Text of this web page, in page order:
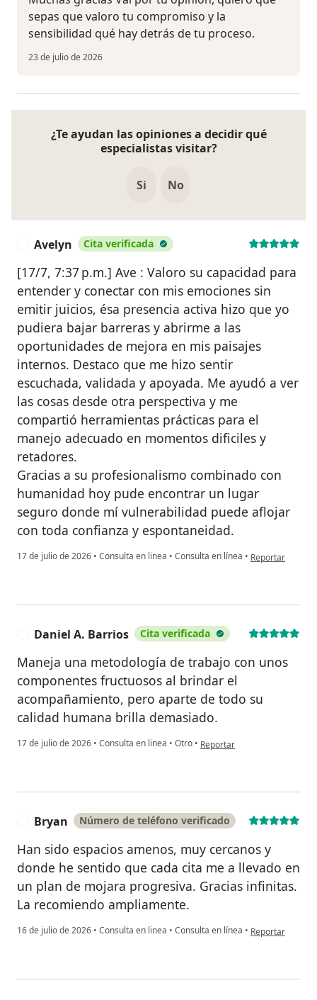
sepas que valoro tu compromiso y la
sensibilidad qué hay detrás de tu proceso.
23 de julio de 2026
¿Te ayudan las opiniones a decidir qué
especialistas visitar?
Si No
Avelyn Cita verificada
[17/7, 7:37 p.m.] Ave : Valoro su capacidad para
entender y conectar con mis emociones sin
emitir juicios, ésa presencia activa hizo que yo
pudiera bajar barreras y abrirme a las
oportunidades de mejora en mis paisajes
internos. Destaco que me hizo sentir
escuchada, validada y apoyada. Me ayudó a ver
las cosas desde otra perspectiva y me
compartió herramientas prácticas para el
manejo adecuado en momentos dificiles y
retadores.
Gracias a su profesionalismo combinado con
humanidad hoy pude encontrar un lugar
seguro donde mí vulnerabilidad puede aflojar
con toda confianza y espontaneidad.
17 de julio de 2026 • Consulta en linea • Consulta en línea • en opinión del
Reportar
Daniel A. Barrios Cita verificada
Maneja una metodología de trabajo con unos
componentes fructuosos al brindar el
acompañamiento, pero aparte de todo su
calidad humana brilla demasiado.
17 de julio de 2026 • Consulta en linea • Otro • en opinión del usuario Daniel
Reportar
Bryan Número de teléfono verificado
Han sido espacios amenos, muy cercanos y
donde he sentido que cada cita me a llevado en
un plan de mojara progresiva. Gracias infinitas.
La recomiendo ampliamente.
16 de julio de 2026 • Consulta en linea • Consulta en línea • en opinión del
Reportar